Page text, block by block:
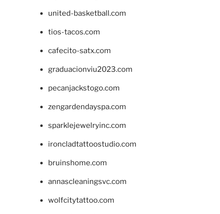
united-basketball.com
tios-tacos.com
cafecito-satx.com
graduacionviu2023.com
pecanjackstogo.com
zengardendayspa.com
sparklejewelryinc.com
ironcladtattoostudio.com
bruinshome.com
annascleaningsvc.com
wolfcitytattoo.com